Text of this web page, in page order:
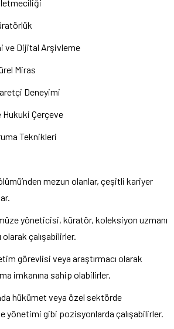
ve Dijital Arşivleme
Miras
Deneyimi
Hukuki Çerçeve
Teknikleri
mezun olanlar, çeşitli kariyer
yöneticisi, küratör, koleksiyon uzmanı
olarak çalışabilirler.
görevlisi veya araştırmacı olarak
imkanına sahip olabilirler.
hükümet veya özel sektörde
yönetimi gibi pozisyonlarda çalışabilirler.